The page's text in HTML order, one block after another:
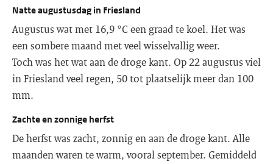
Natte augustusdag in Friesland
Augustus wat met 16,9 °C een graad te koel. Het was
een sombere maand met veel wisselvallig weer.
Toch was het wat aan de droge kant. Op 22 augustus viel
in Friesland veel regen, 50 tot plaatselijk meer dan 100
mm.
Zachte en zonnige herfst
De herfst was zacht, zonnig en aan de droge kant. Alle
maanden waren te warm, vooral september. Gemiddeld